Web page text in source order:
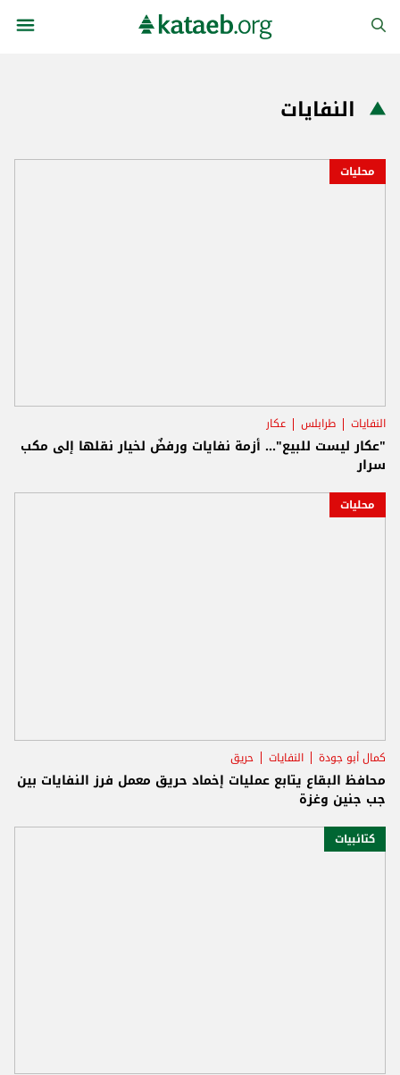
النفايات
محليات
النفايات طرابلس عكار
"عكار ليست للبيع"... أزمة نفايات ورفضٌ لخيار نقلها إلى مكب
سرار
محليات
كمال أبو جودة النفايات حريق
محافظ البقاع يتابع عمليات إخماد حريق معمل فرز النفايات بين
جب جنين وغزة
كتائبيات